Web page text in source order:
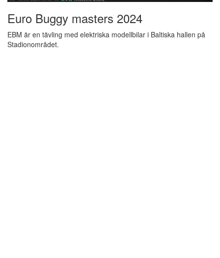
Euro Buggy masters 2024
EBM är en tävling med elektriska modellbilar i Baltiska hallen på
Stadionområdet.